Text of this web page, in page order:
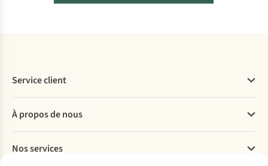
Service client
Commander
Payer
Livraison
À propos de nous
Explore More
Nos services